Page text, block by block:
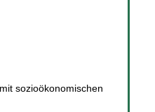
sozioökonomischen